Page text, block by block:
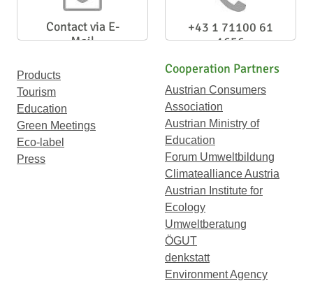
Contact via E-
Mail
+43 1 71100 61
1656
Products
Tourism
Education
Green Meetings
Eco-label
Press
Cooperation Partners
Austrian Consumers
Association
Austrian Ministry of
Education
Forum Umweltbildung
Climatealliance Austria
Austrian Institute for
Ecology
Umweltberatung
ÖGUT
denkstatt
Environment Agency